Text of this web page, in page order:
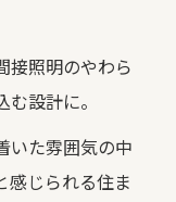
接照明のやわら
設計に。
いた雰囲気の中
感じられる住ま